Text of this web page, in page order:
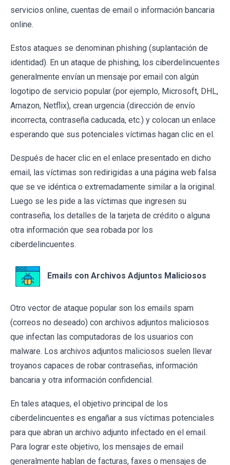
servicios online, cuentas de email o información bancaria
online.
Estos ataques se denominan phishing (suplantación de
identidad). En un ataque de phishing, los ciberdelincuentes
generalmente envían un mensaje por email con algún
logotipo de servicio popular (por ejemplo, Microsoft, DHL,
Amazon, Netflix), crean urgencia (dirección de envío
incorrecta, contraseña caducada, etc.) y colocan un enlace
esperando que sus potenciales víctimas hagan clic en el.
Después de hacer clic en el enlace presentado en dicho
email, las víctimas son redirigidas a una página web falsa
que se ve idéntica o extremadamente similar a la original.
Luego se les pide a las víctimas que ingresen su
contraseña, los detalles de la tarjeta de crédito o alguna
otra información que sea robada por los
ciberdelincuentes.
Emails con Archivos Adjuntos Maliciosos
Otro vector de ataque popular son los emails spam
(correos no deseado) con archivos adjuntos maliciosos
que infectan las computadoras de los usuarios con
malware. Los archivos adjuntos maliciosos suelen llevar
troyanos capaces de robar contraseñas, información
bancaria y otra información confidencial.
En tales ataques, el objetivo principal de los
ciberdelincuentes es engañar a sus víctimas potenciales
para que abran un archivo adjunto infectado en el email.
Para lograr este objetivo, los mensajes de email
generalmente hablan de facturas, faxes o mensajes de